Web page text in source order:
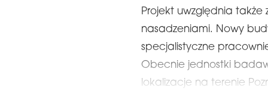
Projekt uwzględnia
nasadzeniami. Nowy
specjalistyczne
Obecnie jednostki
lokalizacje na terenie